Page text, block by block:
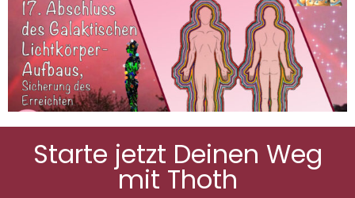
Starte jetzt Deinen Weg
mit Thoth